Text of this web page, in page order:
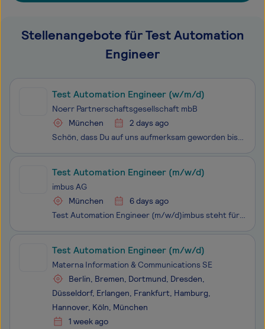
Stellenangebote für Test Automation
Engineer
Test Automation Engineer (w/m/d)
Noerr Partnerschaftsgesellschaft mbB
München
2 days ago
Schön, dass Du auf uns aufmerksam geworden bist.Wir sind eine der erfolgreichsten Wirtschaftskanzleien Europas. Noerr steht für Exzellenz und unternehmerisches Denken. In interdisziplinären Teams finden wir Lösungen für komplexe und anspruchsvolle Fragestellungen.Unser internes ERP‑System bildet die
Test Automation Engineer (m/w/d)
imbus AG
München
6 days ago
Test Automation Engineer (m⁠/⁠w⁠/⁠d)imbus steht für professionelle Softwaretests und Qualitätssicherung, die nah an der Praxis ist. Unsere rund 400 Spezialist:innen begleiten Projekte in unterschiedlichen Branchen und sorgen dafür, dass Technologie zuverlässig funktioniert. Wir kombinieren langjähri
Test Automation Engineer (m/w/d)
Materna Information & Communications SE
Berlin, Bremen, Dortmund, Dresden,
Düsseldorf, Erlangen, Frankfurt, Hamburg,
Hannover, Köln, München
1 week ago